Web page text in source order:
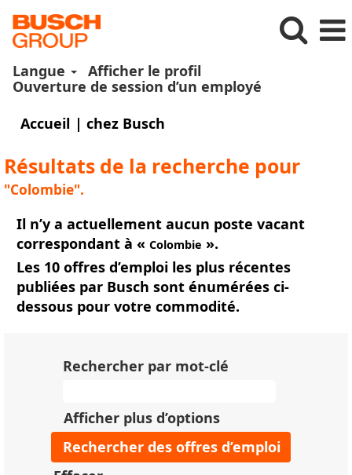
Langue
Afficher le profil
Ouverture de session d’un employé
Accueil | chez Busch
Résultats de la recherche pour
"Colombie".
Il n’y a actuellement aucun poste vacant
correspondant à « Colombie ».
Les 10 offres d’emploi les plus récentes
publiées par Busch sont énumérées ci-
dessous pour votre commodité.
Rechercher par mot-clé
Afficher plus d’options